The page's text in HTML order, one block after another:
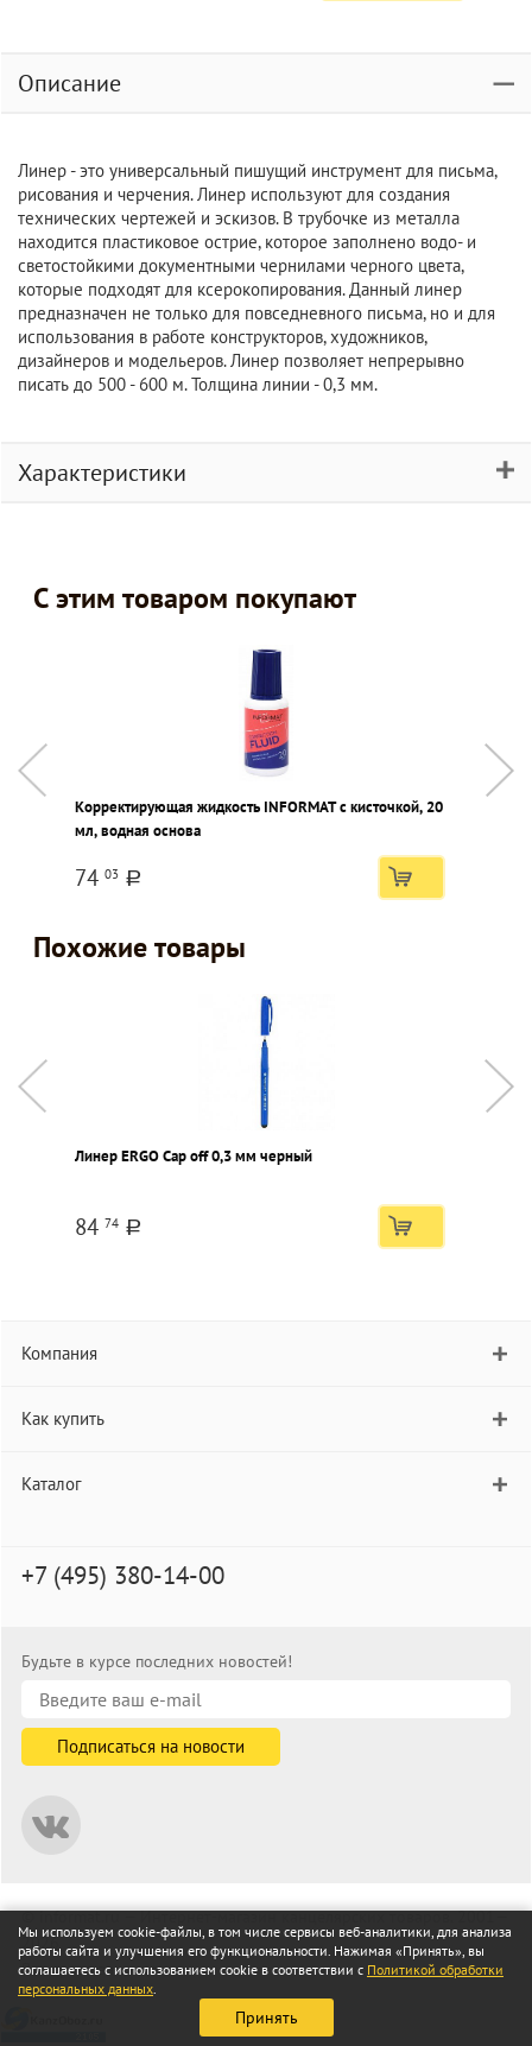
Описание
Линер - это универсальный пишущий инструмент для письма,
рисования и черчения. Линер используют для создания
технических чертежей и эскизов. В трубочке из металла
находится пластиковое острие, которое заполнено водо- и
светостойкими документными чернилами черного цвета,
которые подходят для ксерокопирования. Данный линер
предназначен не только для повседневного письма, но и для
использования в работе конструкторов, художников,
дизайнеров и модельеров. Линер позволяет непрерывно
писать до 500 - 600 м. Толщина линии - 0,3 мм.
Характеристики
С этим товаром покупают
Корректирующая жидкость INFORMAT с кисточкой, 20
мл, водная основа
74 03 a
Похожие товары
Линер ERGO Cap off 0,3 мм черный
84 74 a
Компания
Как купить
Каталог
+7 (495) 380-14-00
Будьте в курсе последних новостей!
© informat.ru — Интернет-магазин канцелярских товаров. 2001—
2026
Все права защищены
Мы используем cookie-файлы, в том числе сервисы веб-аналитики, для анализа
работы сайта и улучшения его функциональности. Нажимая «Принять», вы
соглашаетесь с использованием cookie в соответствии с Политикой обработки
персональных данных.
Принять